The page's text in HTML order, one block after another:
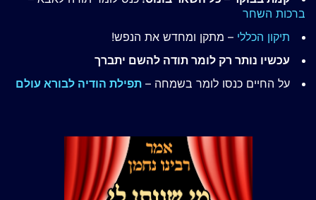
ברכות השחר
תיקון הכללי – מתקן ומחדש את הנפש!
עכשיו נותר רק לומר תודה להשם יתברך
על החיים כנסו לומר בשמחה – תפילת הודיה לבורא עולם